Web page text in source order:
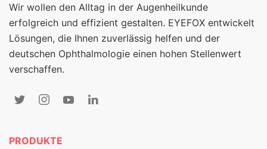
Wir wollen den Alltag in der Augenheilkunde
erfolgreich und effizient gestalten. EYEFOX entwickelt
Lösungen, die Ihnen zuverlässig helfen und der
deutschen Ophthalmologie einen hohen Stellenwert
verschaffen.
PRODUKTE